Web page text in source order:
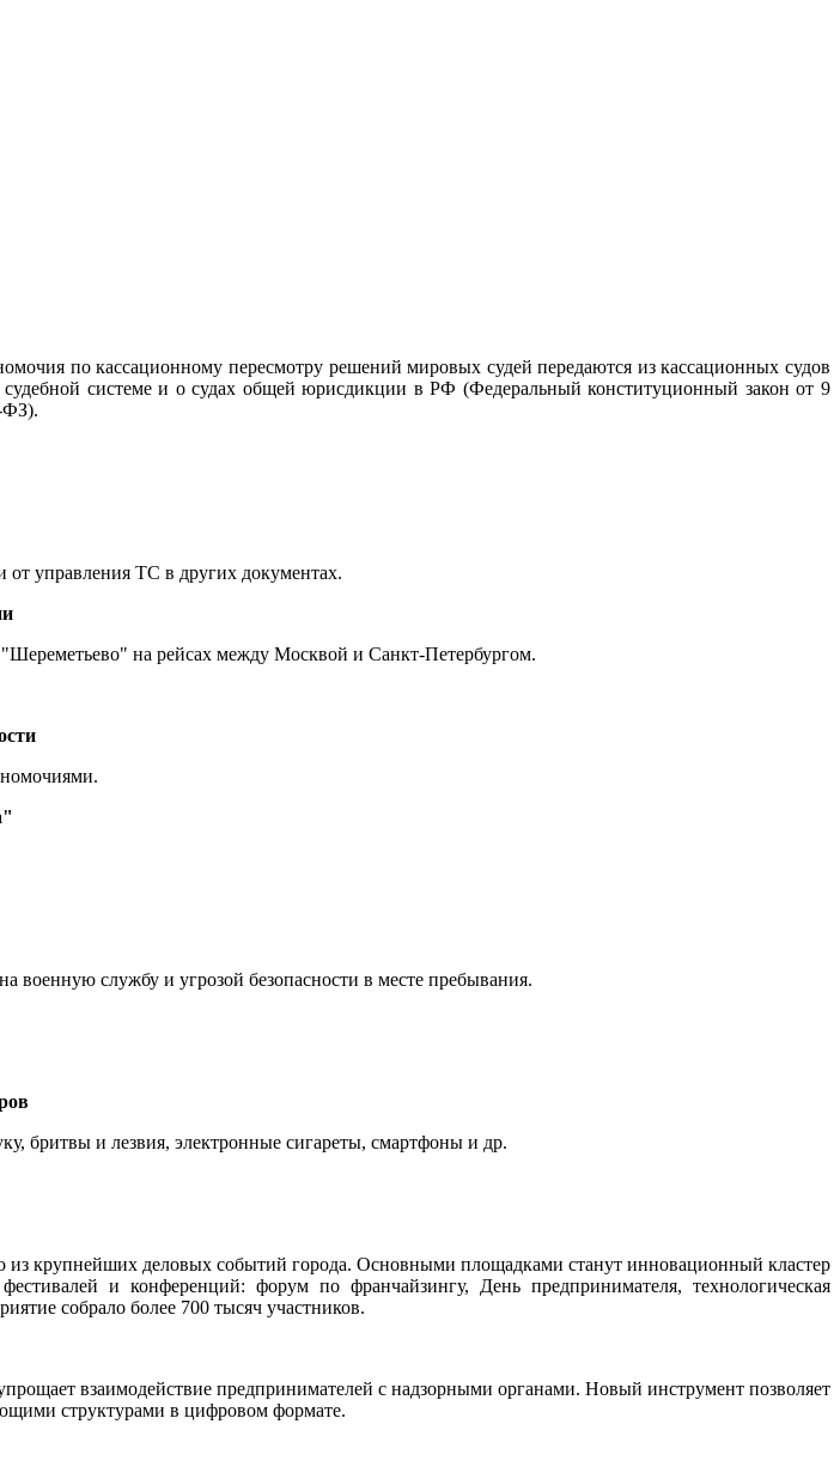
по кассационному пересмотру решений мировых судей передаются из кассационных судов
системе и о судах общей юрисдикции в РФ (Федеральный конституционный закон от 9
ФЗ).
от управления ТС в других документах.
на рейсах между Москвой и Санкт-Петербургом.
военную службу и угрозой безопасности в месте пребывания.
бритвы и лезвия, электронные сигареты, смартфоны и др.
крупнейших деловых событий города. Основными площадками станут инновационный кластер
и конференций: форум по франчайзингу, День предпринимателя, технологическая
собрало более 700 тысяч участников.
взаимодействие предпринимателей с надзорными органами. Новый инструмент позволяет
структурами в цифровом формате.